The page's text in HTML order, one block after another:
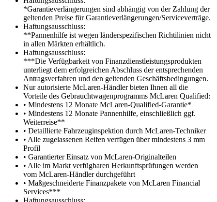
*Garantieverlängerungen sind abhängig von der Zahlung der
geltenden Preise für Garantieverlängerungen/Serviceverträge.
Haftungsausschluss:
**Pannenhilfe ist wegen länderspezifischen Richtilinien nicht
in allen Märkten erhältlich.
Haftungsausschluss:
***Die Verfügbarkeit von Finanzdienstleistungsprodukten
unterliegt dem erfolgreichen Abschluss der entsprechenden
Antragsverfahren und den geltenden Geschäftsbedingungen.
Nur autorisierte McLaren-Händler bieten Ihnen all die
Vorteile des Gebrauchtwagenprogramms McLaren Qualified:
• Mindestens 12 Monate McLaren-Qualified-Garantie*
• Mindestens 12 Monate Pannenhilfe, einschließlich ggf.
Weiterreise**
• Detaillierte Fahrzeuginspektion durch McLaren-Techniker
• Alle zugelassenen Reifen verfügen über mindestens 3 mm
Profil
• Garantierter Einsatz von McLaren-Originalteilen
• Alle im Markt verfügbaren Herkunftsprüfungen werden
vom McLaren-Händler durchgeführt
• Maßgeschneiderte Finanzpakete von McLaren Financial
Services***
Haftungsausschluss: